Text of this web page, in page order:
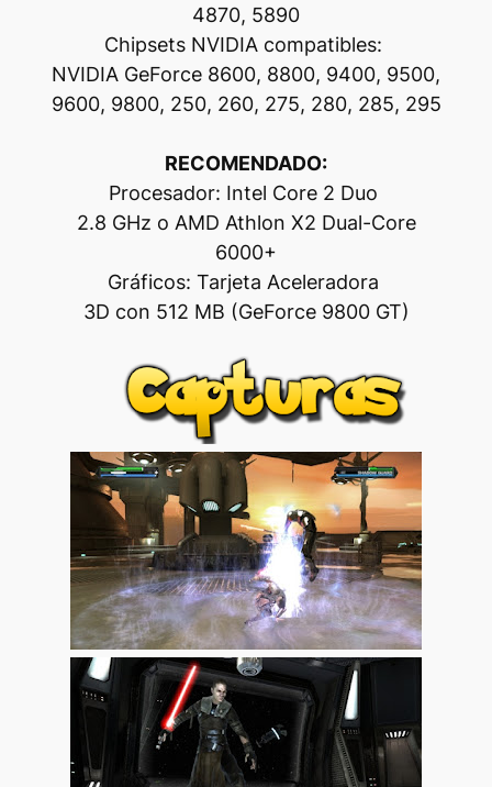
4870, 5890
Chipsets NVIDIA compatibles:
NVIDIA GeForce 8600, 8800, 9400, 9500,
9600, 9800, 250, 260, 275, 280, 285, 295
RECOMENDADO:
Procesador: Intel Core 2 Duo
2.8 GHz o AMD Athlon X2 Dual-Core
6000+
Gráficos: Tarjeta Aceleradora
3D con 512 MB (GeForce 9800 GT)